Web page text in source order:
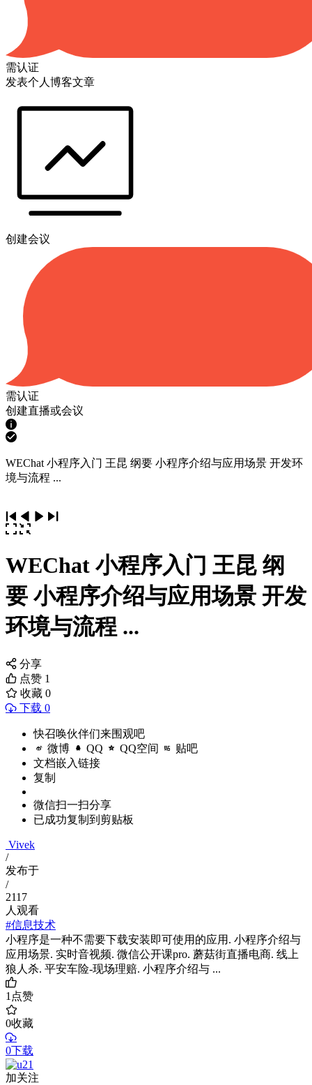
需认证
发表个人博客文章
创建会议
需认证
创建直播或会议
WEChat 小程序入门 王昆 纲要 小程序介绍与应用场景 开发环
境与流程 ...
WEChat 小程序入门 王昆 纲
要 小程序介绍与应用场景 开发
环境与流程 ...
分享
点赞 1
收藏 0
下载 0
快召唤伙伴们来围观吧
微博 QQ QQ空间 贴吧
文档嵌入链接
复制
微信扫一扫分享
已成功复制到剪贴板
Vivek
/
发布于
/
2117
人观看
#信息技术
小程序是一种不需要下载安装即可使用的应用. 小程序介绍与
应用场景. 实时音视频. 微信公开课pro. 蘑菇街直播电商. 线上
狼人杀. 平安车险-现场理赔. 小程序介绍与 ...
1点赞
0收藏
0下载
加关注